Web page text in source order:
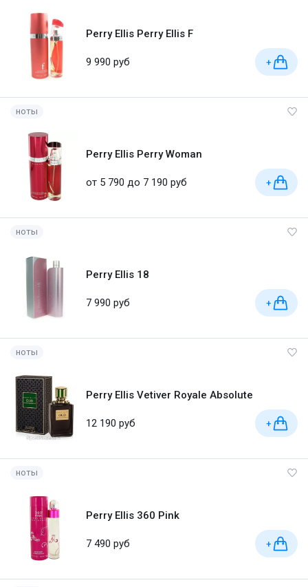
Perry Ellis Perry Ellis F
9 990 руб +
ноты
Perry Ellis Perry Woman
от 5 790 до 7 190 руб +
ноты
Perry Ellis 18
7 990 руб +
ноты
Perry Ellis Vetiver Royale Absolute
12 190 руб +
ноты
Perry Ellis 360 Pink
7 490 руб +